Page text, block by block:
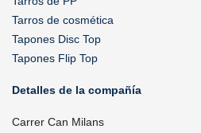
Tarros de cosmética
Tapones Disc Top
Tapones Flip Top
Detalles de la compañía
Carrer Can Milans